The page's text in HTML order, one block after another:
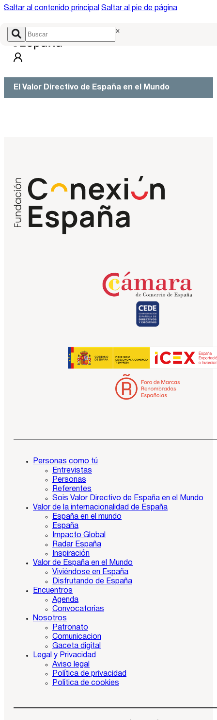
Saltar al contenido principal Saltar al pie de página
×
El Valor Directivo de España en el Mundo
Personas como tú
Entrevistas
Personas
Referentes
Sois Valor Directivo de España en el Mundo
Valor de la internacionalidad de España
España en el mundo
España
Impacto Global
Radar España
Inspiración
Valor de España en el Mundo
Viviéndose en España
Disfrutando de España
Encuentros
Agenda
Convocatorias
Nosotros
Patronato
Comunicacion
Gaceta digital
Legal y Privacidad
Aviso legal
Política de privacidad
Política de cookies